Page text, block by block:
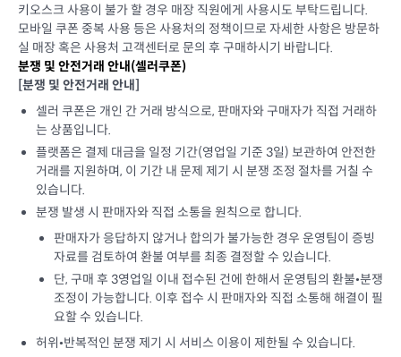
키오스크 사용이 불가 할 경우 매장 직원에게 사용시도 부탁드립니다.
모바일 쿠폰 중복 사용 등은 사용처의 정책이므로 자세한 사항은 방문하
실 매장 혹은 사용처 고객센터로 문의 후 구매하시기 바랍니다.
분쟁 및 안전거래 안내(셀러쿠폰)
[분쟁 및 안전거래 안내]
셀러 쿠폰은 개인 간 거래 방식으로, 판매자와 구매자가 직접 거래하
는 상품입니다.
플랫폼은 결제 대금을 일정 기간(영업일 기준 3일) 보관하여 안전한
거래를 지원하며, 이 기간 내 문제 제기 시 분쟁 조정 절차를 거칠 수
있습니다.
분쟁 발생 시 판매자와 직접 소통을 원칙으로 합니다.
판매자가 응답하지 않거나 합의가 불가능한 경우 운영팀이 증빙
자료를 검토하여 환불 여부를 최종 결정할 수 있습니다.
단, 구매 후 3영업일 이내 접수된 건에 한해서 운영팀의 환불•분쟁
조정이 가능합니다. 이후 접수 시 판매자와 직접 소통해 해결이 필
요할 수 있습니다.
허위•반복적인 분쟁 제기 시 서비스 이용이 제한될 수 있습니다.